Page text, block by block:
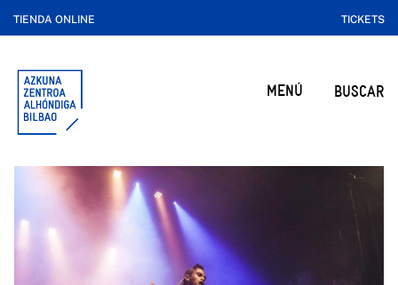
TIENDA ONLINE TICKETS
MENÚ BUSCAR